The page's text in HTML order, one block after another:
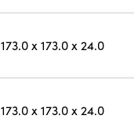
173.0 x 173.0 x 24.0
173.0 x 173.0 x 24.0